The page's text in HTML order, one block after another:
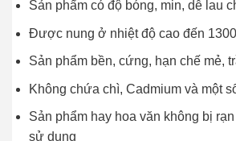
Sản phẩm có độ bóng, min, dễ lau
Được nung ở nhiệt độ cao đến
Sản phẩm bền, cứng, hạn chế mẻ,
Không chứa chì, Cadmium và một
Sản phẩm hay hoa văn không bị
sử dụng